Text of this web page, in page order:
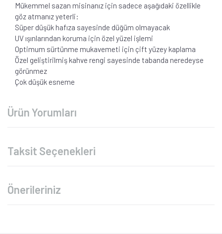
Mükemmel sazan misinanız için sadece aşağıdaki özellikle
göz atmanız yeterli:
Süper düşük hafıza sayesinde düğüm olmayacak
UV ışınlarından koruma için özel yüzel işlemi
Optimum sürtünme mukavemeti için çift yüzey kaplama
Özel geliştirilmiş kahve rengi sayesinde tabanda neredeyse
görünmez
Çok düşük esneme
Ürün Yorumları
Taksit Seçenekleri
Önerileriniz